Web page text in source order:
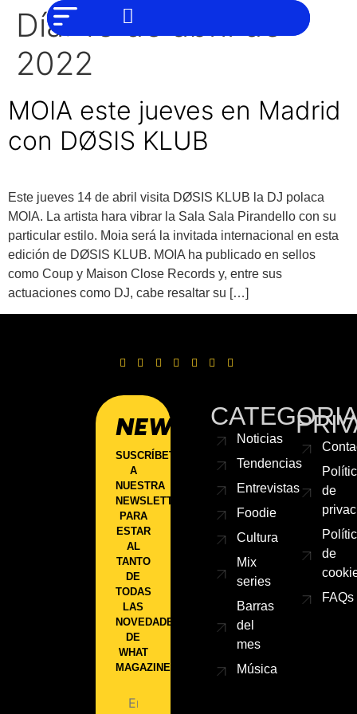
Foodie
Cultura
series
Barras
Del
Mes
Música
PERO IGUAL
Día:13 de abril de
2022
MOIA este jueves en Madrid
con DØSIS KLUB
Este jueves 14 de abril visita DØSIS KLUB la DJ polaca
MOIA. La artista hara vibrar la Sala Sala Pirandello con su
particular estilo. Moia será la invitada internacional en esta
edición de DØSIS KLUB. MOIA ha publicado en sellos
como Coup y Maison Close Records y, entre sus
actuaciones como DJ, cabe resaltar su […]
NEWSLETTER
SUSCRÍBETE
A
NUESTRA
NEWSLETTER
PARA
ESTAR
AL
TANTO
DE
TODAS
LAS
NOVEDADES
DE
WHAT
MAGAZINE.
Noticias
Tendencias
Entrevistas
Foodie
Cultura
Mix
series
Barras
del
mes
Música
de
de
FAQs